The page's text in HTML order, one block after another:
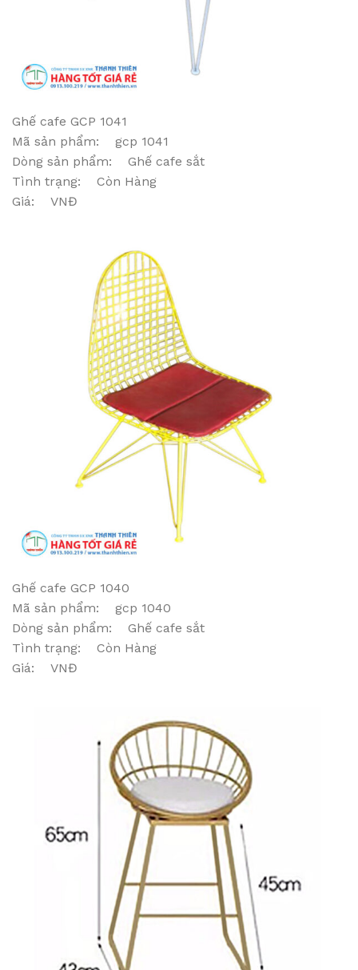
Ghế cafe GCP 1041
Mã sản phẩm: gcp 1041
Dòng sản phẩm: Ghế cafe sắt
Tình trạng: Còn Hàng
Giá: VNĐ
Ghế cafe GCP 1040
Mã sản phẩm: gcp 1040
Dòng sản phẩm: Ghế cafe sắt
Tình trạng: Còn Hàng
Giá: VNĐ